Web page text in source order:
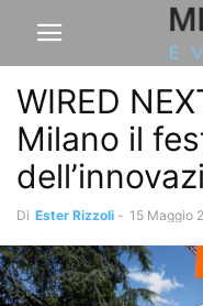
WIRED
Milano il
Di Ester Rizzoli - 15 Maggio